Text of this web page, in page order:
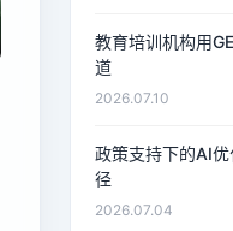
教育培训机构用
道
2026.07.10
政策支持下的AI
径
2026.07.04